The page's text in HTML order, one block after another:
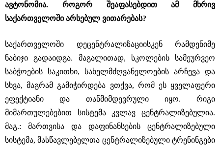
ავტონომია. როგორ შეაფასებდით ამ მხრივ
საქართველოში არსებულ ვითარებას?
საქართველოში დეცენტრალიზაციისკენ რამდენიმე
ნაბიჯი გადაიდგა. მაგალითად, სკოლების სამეურვეო
საბჭოების საკითხი, სახელმძღვანელოების არჩევა და
სხვა, მაგრამ გამიჭირდება ვთქვა, რომ ეს ყველაფერი
ეფექტიანი და თანმიმდევრული იყო. რიგი
მიმართულებებით სისტემა კვლავ ცენტრალიზებულია.
მაგ.: მართვისა და დაფინანსების ცენტრალიზებული
სისტემა, მასწავლებელთა ცენტრალიზებული ტრენინგები